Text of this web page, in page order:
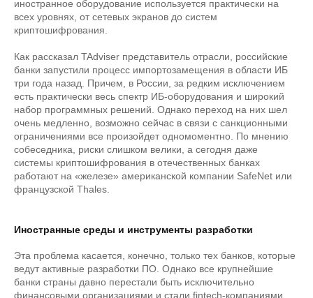
иностранное оборудование используется практически на
всех уровнях, от сетевых экранов до систем
криптошифрования.
Как рассказал TAdviser представитель отрасли, российские
банки запустили процесс импортозамещения в области ИБ
три года назад. Причем, в России, за редким исключением
есть практически весь спектр ИБ-оборудования и широкий
набор программных решений. Однако переход на них шел
очень медленно, возможно сейчас в связи с санкционными
ограничениями все произойдет одномоментно. По мнению
собеседника, риски слишком велики, а сегодня даже
системы криптошифрования в отечественных банках
работают на «железе» американской компании SafeNet или
французской Thales.
Иностранные среды и инструменты разработки
Эта проблема касается, конечно, только тех банков, которые
ведут активные разработки ПО. Однако все крупнейшие
банки страны давно перестали быть исключительно
финансовыми организациями и стали fintech-компаниями.